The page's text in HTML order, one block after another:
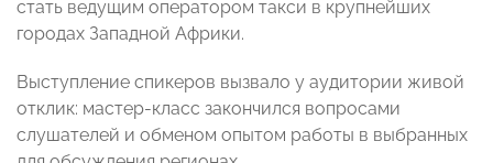
стать ведущим оператором такси в крупнейших
городах Западной Африки.
Выступление спикеров вызвало у аудитории живой
отклик: мастер-класс закончился вопросами
слушателей и обменом опытом работы в выбранных